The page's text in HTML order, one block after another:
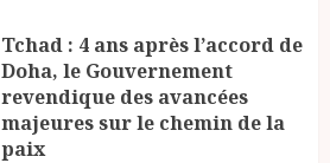
Tchad : 4 ans après l’accord de
Doha, le Gouvernement
revendique des avancées
majeures sur le chemin de la
paix